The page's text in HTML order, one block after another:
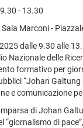
- 13.30
Sala Marconi -
dalle 9.30 alle
Nazionale delle
formativo per
“Johan Galtung
e comunicazione
di Johan
“giornalismo di